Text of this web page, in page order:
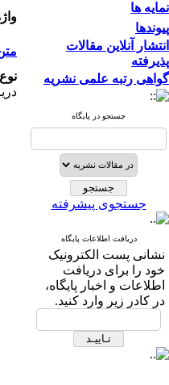
نمایه ها
پیوندها
انتشار آنلاین مقالات
پذیرفته
گواهی رتبه علمی نشریه
جستجو در پایگاه
جستجوی پیشرفته
دریافت اطلاعات پایگاه
نشانی پست الکترونیک
خود را برای دریافت
اطلاعات و اخبار پایگاه،
در کادر زیر وارد کنید.
دریافت: 1405/4/10 |